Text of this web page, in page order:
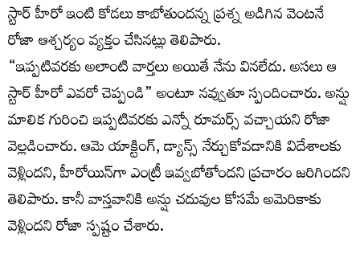
స్టార్ హీరో ఇంటి కోడలు కాబోతుందన్న ప్రశ్న అడిగిన వెంటనే
రోజా ఆశ్చర్యం వ్యక్తం చేసినట్లు తెలిపారు.
“ఇప్పటివరకు అలాంటి వార్తలు అయితే నేను వినలేదు. అసలు ఆ
స్టార్ హీరో ఎవరో చెప్పండి” అంటూ నవ్వుతూ స్పందించారు. అన్షు
మాలిక గురించి ఇప్పటివరకు ఎన్నో రూమర్స్ వచ్చాయని రోజా
వెల్లడించారు. ఆమె యాక్టింగ్, డ్యాన్స్ నేర్చుకోవడానికి విదేశాలకు
వెళ్లిందని, హీరోయిన్‌గా ఎంట్రీ ఇవ్వబోతోందని ప్రచారం జరిగిందని
తెలిపారు. కానీ వాస్తవానికి అన్షు చదువుల కోసమే అమెరికాకు
వెళ్లిందని రోజా స్పష్టం చేశారు.